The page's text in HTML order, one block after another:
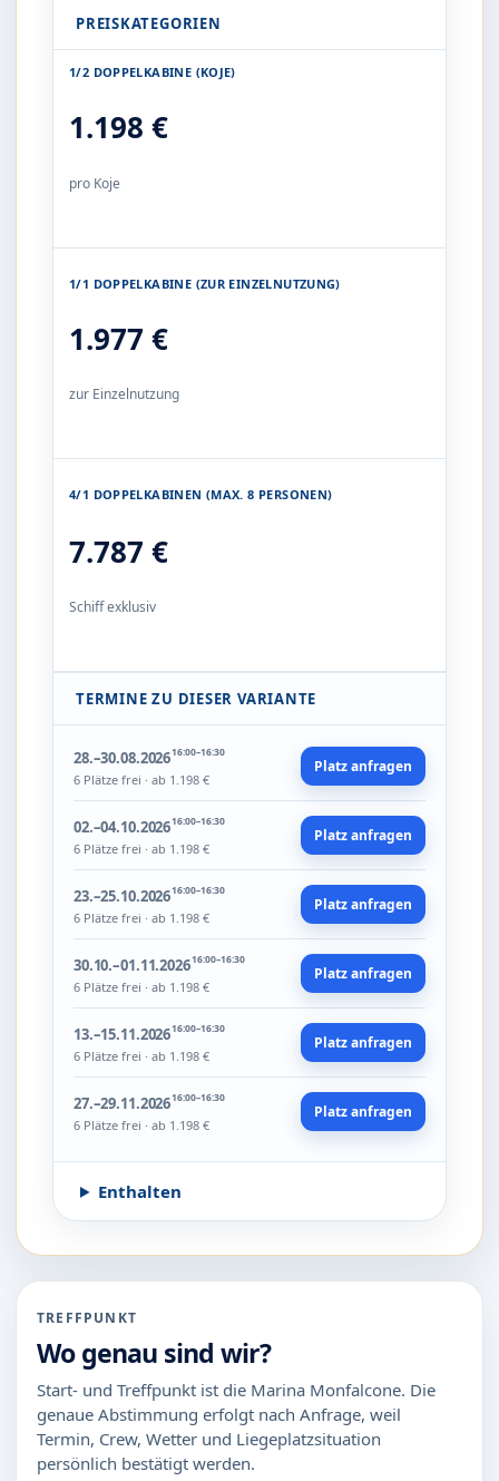
PREISKATEGORIEN
1/2 DOPPELKABINE (KOJE)
1.198 €
pro Koje
1/1 DOPPELKABINE (ZUR EINZELNUTZUNG)
1.977 €
zur Einzelnutzung
4/1 DOPPELKABINEN (MAX. 8 PERSONEN)
7.787 €
Schiff exklusiv
TERMINE ZU DIESER VARIANTE
28.–30.08.202616:00–16:30
6 Plätze frei · ab 1.198 €
Platz anfragen
02.–04.10.202616:00–16:30
6 Plätze frei · ab 1.198 €
Platz anfragen
23.–25.10.202616:00–16:30
6 Plätze frei · ab 1.198 €
Platz anfragen
30.10.–01.11.202616:00–16:30
6 Plätze frei · ab 1.198 €
Platz anfragen
13.–15.11.202616:00–16:30
6 Plätze frei · ab 1.198 €
Platz anfragen
27.–29.11.202616:00–16:30
6 Plätze frei · ab 1.198 €
Platz anfragen
Enthalten
TREFFPUNKT
Wo genau sind wir?
Start- und Treffpunkt ist die Marina Monfalcone. Die
genaue Abstimmung erfolgt nach Anfrage, weil
Termin, Crew, Wetter und Liegeplatzsituation
persönlich bestätigt werden.